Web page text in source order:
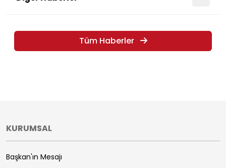
Tüm Haberler
KURUMSAL
Başkan'ın Mesajı